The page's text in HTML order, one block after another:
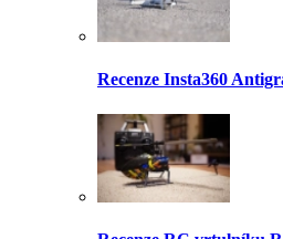
Recenze Insta360